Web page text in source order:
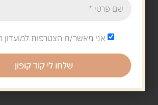
אני מאשר/ת הצטרפות למועדון
שלחו לי קוד קופון